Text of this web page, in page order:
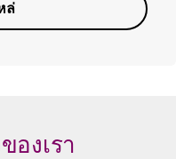
ล่
องเรา